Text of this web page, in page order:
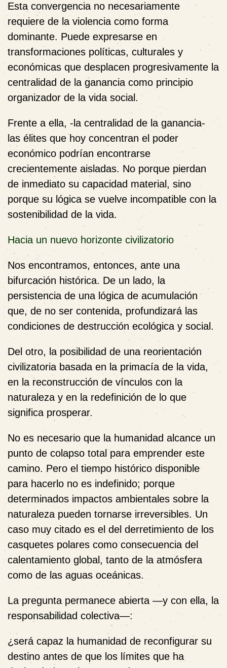
Esta convergencia no necesariamente
requiere de la violencia como forma
dominante. Puede expresarse en
transformaciones políticas, culturales y
económicas que desplacen progresivamente la
centralidad de la ganancia como principio
organizador de la vida social.
Frente a ella, -la centralidad de la ganancia-
las élites que hoy concentran el poder
económico podrían encontrarse
crecientemente aisladas. No porque pierdan
de inmediato su capacidad material, sino
porque su lógica se vuelve incompatible con la
sostenibilidad de la vida.
Hacia un nuevo horizonte civilizatorio
Nos encontramos, entonces, ante una
bifurcación histórica. De un lado, la
persistencia de una lógica de acumulación
que, de no ser contenida, profundizará las
condiciones de destrucción ecológica y social.
Del otro, la posibilidad de una reorientación
civilizatoria basada en la primacía de la vida,
en la reconstrucción de vínculos con la
naturaleza y en la redefinición de lo que
significa prosperar.
No es necesario que la humanidad alcance un
punto de colapso total para emprender este
camino. Pero el tiempo histórico disponible
para hacerlo no es indefinido; porque
determinados impactos ambientales sobre la
naturaleza pueden tornarse irreversibles. Un
caso muy citado es el del derretimiento de los
casquetes polares como consecuencia del
calentamiento global, tanto de la atmósfera
como de las aguas oceánicas.
La pregunta permanece abierta —y con ella, la
responsabilidad colectiva—:
¿será capaz la humanidad de reconfigurar su
destino antes de que los límites que ha